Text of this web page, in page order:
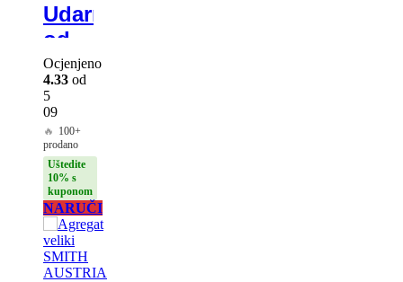
Udarni
odvijač
HILTI
128V
4.0Ah
Ocjenjeno
4.33 od
5
09
🔥 100+
prodano
Uštedite
10% s
kuponom
NARUČI